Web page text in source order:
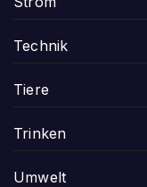
Technik
Tiere
Trinken
Umwelt